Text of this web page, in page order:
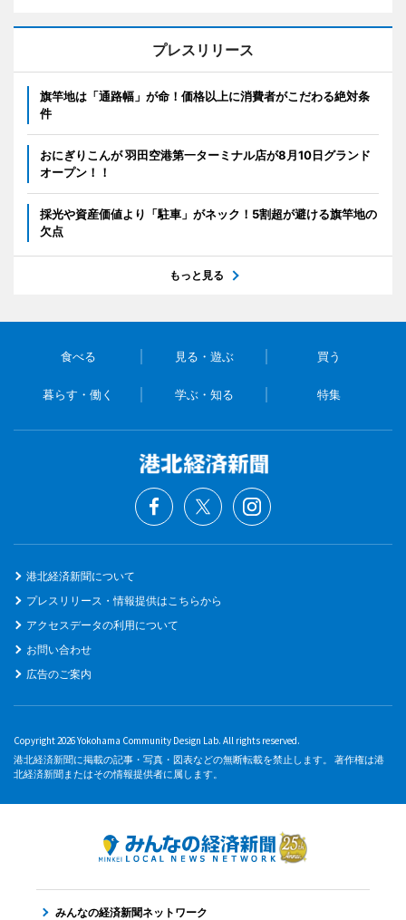
プレスリリース
旗竿地は「通路幅」が命！価格以上に消費者がこだわる絶対条
件
おにぎりこんが 羽田空港第一ターミナル店が8月10日グランド
オープン！！
採光や資産価値より「駐車」がネック！5割超が避ける旗竿地の
欠点
もっと見る
食べる 見る・遊ぶ 買う
暮らす・働く 学ぶ・知る 特集
港北経済新聞について
プレスリリース・情報提供はこちらから
アクセスデータの利用について
お問い合わせ
広告のご案内
Copyright 2026 Yokohama Community Design Lab. All rights reserved.
港北経済新聞に掲載の記事・写真・図表などの無断転載を禁止します。 著作権は港
北経済新聞またはその情報提供者に属します。
みんなの経済新聞ネットワーク